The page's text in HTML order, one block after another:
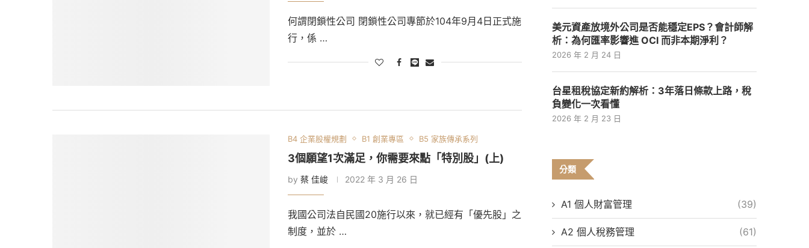
何謂閉鎖性公司 閉鎖性公司專節於104年9月4日正式施
行，係 …
B4 企業股權規劃 B1 創業專區 B5 家族傳承系列
3個願望1次滿足，你需要來點「特別股」(上)
by 蔡 佳峻 2022 年 3 月 26 日
我國公司法自民國20施行以來，就已經有「優先股」之
制度，並於 …
美元資產放境外公司是否能穩定EPS？會計師解
析：為何匯率影響進 OCI 而非本期淨利？
2026 年 2 月 24 日
台星租稅協定新約解析：3年落日條款上路，稅
負變化一次看懂
2026 年 2 月 23 日
分類
A1 個人財富管理 (39)
A2 個人稅務管理 (61)